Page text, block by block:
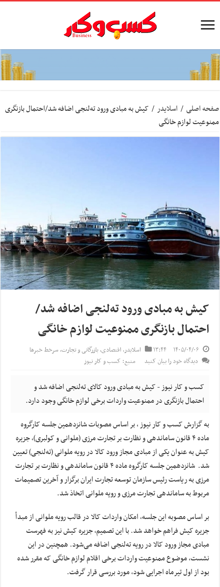
صفحه اصلی / اسلایدر / کیش به مبادی ورود ته‌لنجی اضافه شد/احتمال بازنگری
ممنوعیت لوازم خانگی
کیش به مبادی ورود ته‌لنجی اضافه شد/
احتمال بازنگری ممنوعیت لوازم خانگی
۱۴۰۵/۰۴/۰۶ ۱۳:۴۴ اسلایدر,اقتصادی,بازرگانی و تجارت,سرخط خبرها
دیدگاه خود را بیان کنید
منبع: کسب و کار نیوز
کسب و کار نیوز - کیش به مبادی ورود کالای ته‌لنجی اضافه شد و
احتمال بازنگری در ممنوعیت واردات برخی لوازم خانگی وجود دارد.
به گزارش کسب و کار نیوز ، بر اساس مصوبات شانزدهمین جلسه کارگروه
ماده ۴ قانون ساماندهی و نظارت بر تجارت مرزی (ملوانی و کولبری)، جزیره
کیش به عنوان یکی از مبادی مجاز ورود کالا در رویه ملوانی (ته‌لنجی) تعیین
شد. شانزدهمین جلسه کارگروه ماده ۴ قانون ساماندهی و نظارت بر تجارت
مرزی به ریاست رئیس سازمان توسعه تجارت ایران برگزار و آخرین تصمیمات
مربوط به ساماندهی تجارت مرزی و رویه ملوانی اتخاذ شد.
بر اساس مصوبه این جلسه، امکان واردات کالا در قالب رویه ملوانی از مبدأ
جزیره کیش فراهم خواهد شد. با این تصمیم، جزیره کیش نیز به فهرست
مبادی مجاز ورود کالا در رویه ته‌لنجی اضافه می‌شود. همچنین در این
نشست، موضوع ممنوعیت واردات برخی اقلام لوازم خانگی که مقرر شده
بود از اول تیرماه اجرایی شود، مورد بررسی قرار گرفت.